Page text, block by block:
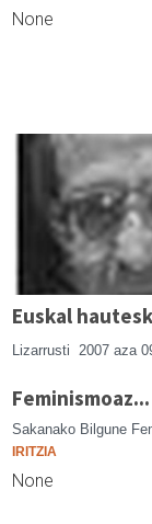
None
Euskal
Lizarrusti 2007 aza
Feminismoaz...
Sakanako Bilgune
IRITZIA
None